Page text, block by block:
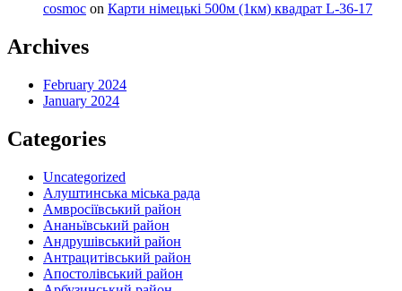
cosmoc on Карти німецькі 500м (1км) квадрат L-36-17
Archives
February 2024
January 2024
Categories
Uncategorized
Алуштинська міська рада
Амвросіївський район
Ананьївський район‎
Андрушівський район‎
Антрацитівський район‎
Апостолівський район